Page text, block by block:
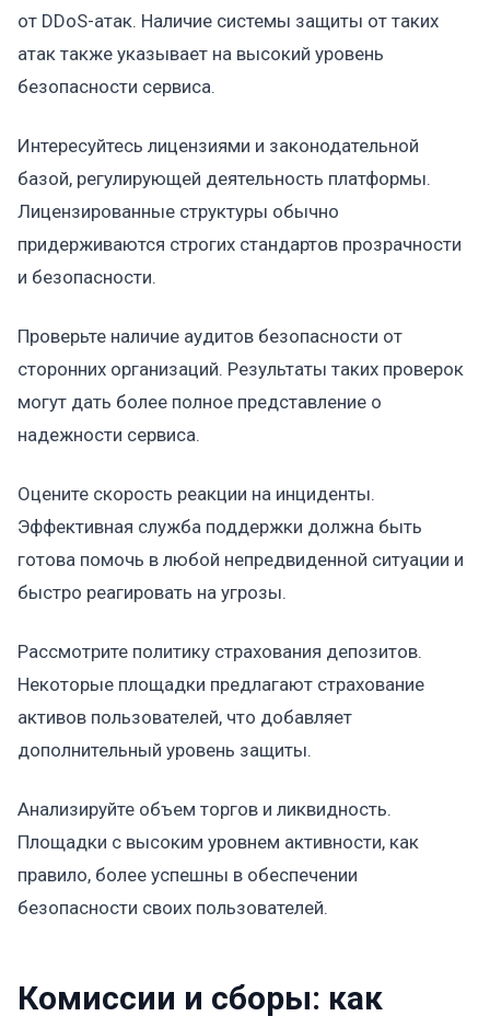
от DDoS-атак. Наличие системы защиты от таких
атак также указывает на высокий уровень
безопасности сервиса.
Интересуйтесь лицензиями и законодательной
базой, регулирующей деятельность платформы.
Лицензированные структуры обычно
придерживаются строгих стандартов прозрачности
и безопасности.
Проверьте наличие аудитов безопасности от
сторонних организаций. Результаты таких проверок
могут дать более полное представление о
надежности сервиса.
Оцените скорость реакции на инциденты.
Эффективная служба поддержки должна быть
готова помочь в любой непредвиденной ситуации и
быстро реагировать на угрозы.
Рассмотрите политику страхования депозитов.
Некоторые площадки предлагают страхование
активов пользователей, что добавляет
дополнительный уровень защиты.
Анализируйте объем торгов и ликвидность.
Площадки с высоким уровнем активности, как
правило, более успешны в обеспечении
безопасности своих пользователей.
Комиссии и сборы: как